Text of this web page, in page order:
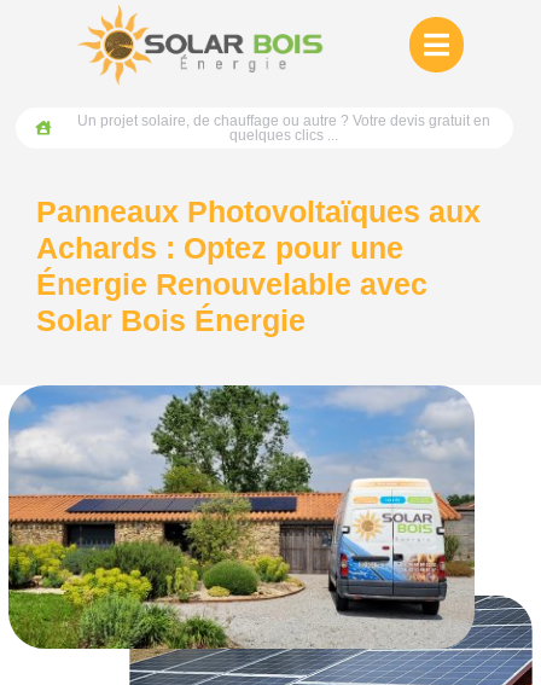
Un projet solaire, de chauffage ou autre ? Votre devis gratuit en
quelques clics ...
Panneaux Photovoltaïques aux
Achards : Optez pour une
Énergie Renouvelable avec
Solar Bois Énergie